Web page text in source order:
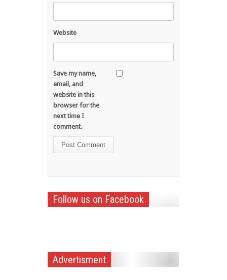
Website
Save my name,
email, and
website in this
browser for the
next time I
comment.
Follow us on Facebook
Advertisment